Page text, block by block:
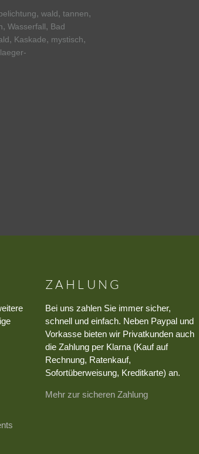
, wald, tannen,
, Wasserfall, Bad
, Kaskade, mystisch,
ZAHLUNG
Bei uns zahlen Sie immer sicher,
schnell und einfach. Neben Paypal und
Vorkasse bieten wir Privatkunden auch
die Zahlung per Klarna (Kauf auf
Rechnung, Ratenkauf,
Sofortüberweisung, Kreditkarte) an.
Mehr zur sicheren Zahlung